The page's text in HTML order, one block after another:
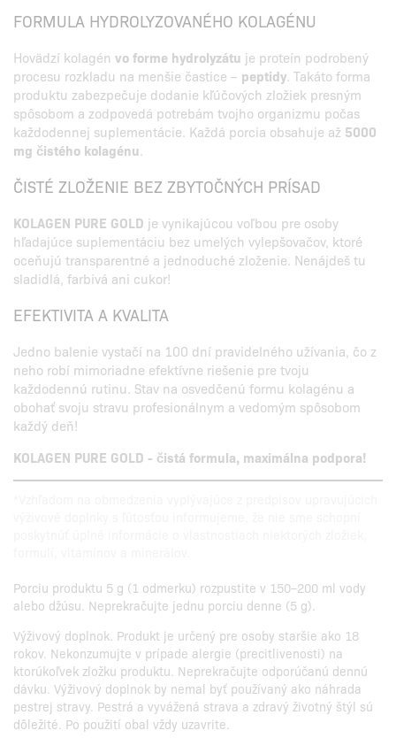
FORMULA HYDROLYZOVANÉHO KOLAGÉNU
Hovädzí kolagén vo forme hydrolyzátu je proteín podrobený
procesu rozkladu na menšie častice – peptidy . Takáto forma
produktu zabezpečuje dodanie kľúčových zložiek presným
spôsobom a zodpovedá potrebám tvojho organizmu počas
každodennej suplementácie. Každá porcia obsahuje až 5000
mg čistého kolagénu
ČISTÉ ZLOŽENIE BEZ ZBYTOČNÝCH PRÍSAD
KOLAGEN PURE GOLD je vynikajúcou voľbou pre osoby
hľadajúce suplementáciu bez umelých vylepšovačov, ktoré
oceňujú transparentné a jednoduché zloženie. Nenájdeš tu
sladidlá, farbivá ani cukor!
EFEKTIVITA A KVALITA
Jedno balenie vystačí na 100 dní pravidelného užívania, čo z
neho robí mimoriadne efektívne riešenie pre tvoju
každodennú rutinu. Stav na osvedčenú formu kolagénu a
obohať svoju stravu profesionálnym a vedomým spôsobom
každý deň!
KOLAGEN PURE GOLD - čistá formula, maximálna podpora!
Porciu produktu 5 g (1 odmerku) rozpustite v 150–200 ml vody
alebo džúsu. Neprekračujte jednu porciu denne (5 g).
Výživový doplnok. Produkt je určený pre osoby staršie ako 18
rokov. Nekonzumujte v prípade alergie (precitlivenosti) na
ktorúkoľvek zložku produktu. Neprekračujte odporúčanú dennú
dávku. Výživový doplnok by nemal byť používaný ako náhrada
pestrej stravy. Pestrá a vyvážená strava a zdravý životný štýl sú
dôležité. Po použití obal vždy uzavrite.